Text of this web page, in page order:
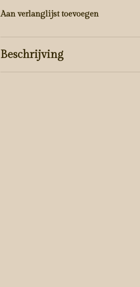
Aan verlanglijst toevoegen
Beschrijving